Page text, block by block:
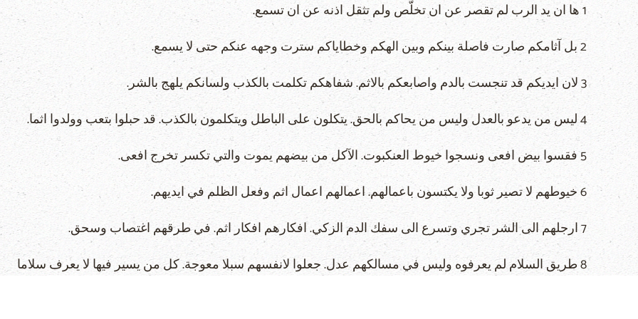
1 ها ان يد الرب لم تقصر عن ان تخلّص ولم تثقل اذنه عن ان تسمع.
2 بل آثامكم صارت فاصلة بينكم وبين الهكم وخطاياكم سترت وجهه عنكم حتى لا يسمع.
3 لان ايديكم قد تنجست بالدم واصابعكم بالاثم. شفاهكم تكلمت بالكذب ولسانكم يلهج بالشر.
4 ليس من يدعو بالعدل وليس من يحاكم بالحق. يتكلون على الباطل ويتكلمون بالكذب. قد حبلوا بتعب وولدوا اثما.
5 فقسوا بيض افعى ونسجوا خيوط العنكبوت. الآكل من بيضهم يموت والتي تكسر تخرج افعى.
6 خيوطهم لا تصير ثوبا ولا يكتسون باعمالهم. اعمالهم اعمال اثم وفعل الظلم في ايديهم.
7 ارجلهم الى الشر تجري وتسرع الى سفك الدم الزكي. افكارهم افكار اثم. في طرقهم اغتصاب وسحق.
8 طريق السلام لم يعرفوه وليس في مسالكهم عدل. جعلوا لانفسهم سبلا معوجة. كل من يسير فيها لا يعرف سلاما